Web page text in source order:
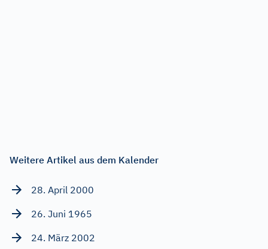
Weitere Artikel aus dem Kalender
28. April 2000
26. Juni 1965
24. März 2002